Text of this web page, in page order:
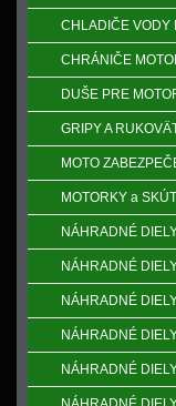
CHLADIČE VODY
CHRÁNIČE
DUŠE PRE
GRIPY A
MOTO
MOTORKY a
NÁHRADNÉ
NÁHRADNÉ
NÁHRADNÉ
NÁHRADNÉ
NÁHRADNÉ